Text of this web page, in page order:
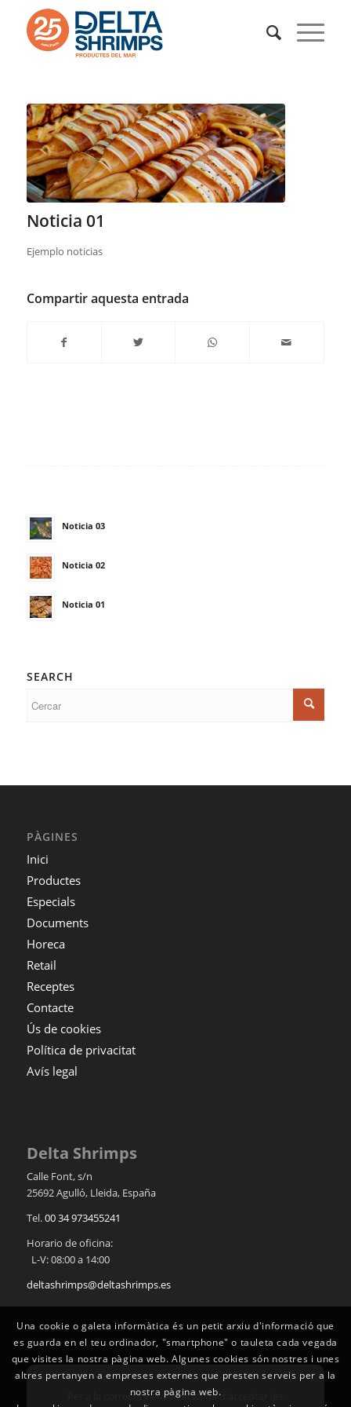
Noticia 01
Ejemplo noticias
Compartir aquesta entrada
Noticia 03
Noticia 02
Noticia 01
SEARCH
PÀGINES
Inici
Productes
Especials
Documents
Horeca
Retail
Receptes
Contacte
Ús de cookies
Política de privacitat
Avís legal
Delta Shrimps
Calle Font, s/n
25692Agulló, Lleida, España
Tel.00 34 973455241
Horario de oficina:
L-V: 08:00 a 14:00
deltashrimps@deltashrimps.es
Per a la correcta visualització, ha d'acceptar les
Una cookie o galeta informàtica és un petit arxiu d'informació que
es guarda en el teu ordinador, "smartphone" o tauleta cada vegada
que visites la nostra pàgina web. Algunes cookies són nostres i unes
altres pertanyen a empreses externes que presten serveis per a la
nostra pàgina web.